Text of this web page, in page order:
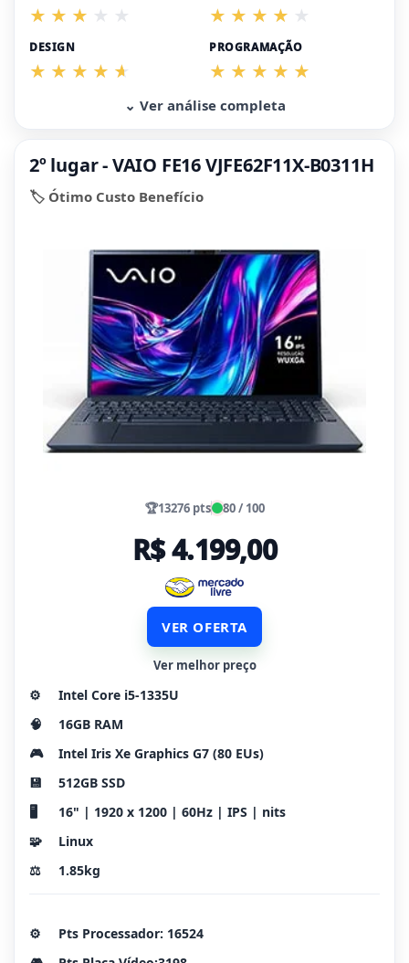
DESIGN PROGRAMAÇÃO
⌄ Ver análise completa
2º lugar - VAIO FE16 VJFE62F11X-B0311H
🏷️ Ótimo Custo Benefício
🏆13276 pts 80 / 100
R$ 4.199,00
VER OFERTA
Ver melhor preço
⚙️
Intel Core i5-1335U
🧠
16GB RAM
🎮
Intel Iris Xe Graphics G7 (80 EUs)
💾
512GB SSD
🖥️
16" | 1920 x 1200 | 60Hz | IPS | nits
🧩
Linux
⚖️
1.85kg
⚙️
Pts Processador: 16524